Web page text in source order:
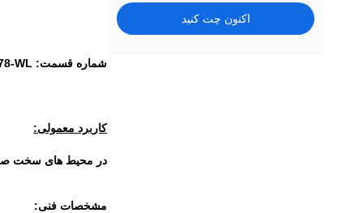
اکنون چت کنید
شماره قسمت: SKB-78-WL
کاربرد معمولی:
در محیط های سخت
مشخصات فنی: